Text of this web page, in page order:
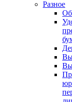
Разное